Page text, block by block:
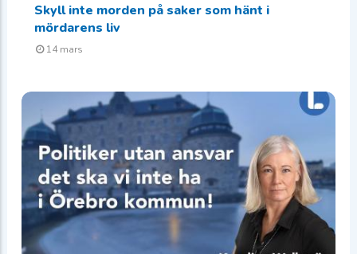
Skyll inte morden på saker som hänt i
mördarens liv
14 mars